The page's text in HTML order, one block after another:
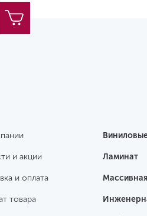
и акции
и оплата
товара
Ламинат